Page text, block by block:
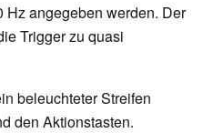
angegeben werden. Der
Trigger zu quasi
beleuchteter Streifen
den Aktionstasten.